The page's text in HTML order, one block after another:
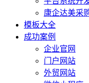
康企达美采
模板大全
成功案例
企业官网
门户网站
外贸网站